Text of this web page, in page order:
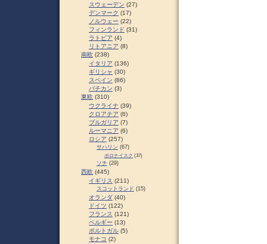
スウェーデン (27)
デンマーク (17)
ノルウェー (22)
フィンランド (31)
ラトビア (4)
リトアニア (8)
南欧 (238)
イタリア (136)
ギリシャ (30)
スペイン (86)
バチカン (3)
東欧 (310)
ウクライナ (39)
クロアチア (6)
ブルガリア (7)
ルーマニア (6)
ロシア (257)
サハリン (67)
ポロナイスク (37)
ソチ (29)
西欧 (445)
イギリス (211)
スコットランド (15)
オランダ (40)
ドイツ (122)
フランス (121)
ベルギー (13)
ポルトガル (5)
モナコ (2)